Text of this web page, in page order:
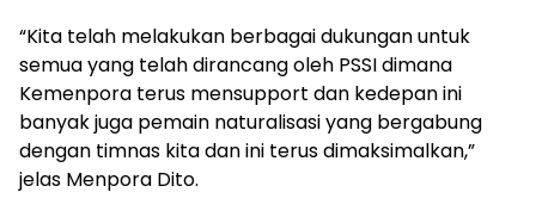
“Kita telah melakukan berbagai dukungan untuk
semua yang telah dirancang oleh PSSI dimana
Kemenpora terus mensupport dan kedepan ini
banyak juga pemain naturalisasi yang bergabung
dengan timnas kita dan ini terus dimaksimalkan,”
jelas Menpora Dito.